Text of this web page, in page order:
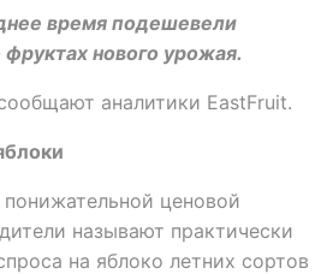
время подешевели
нового урожая.
аналитики EastFruit.
ценовой
называют практически
на яблоко летних сортов